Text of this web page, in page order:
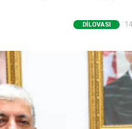
DILOVASI